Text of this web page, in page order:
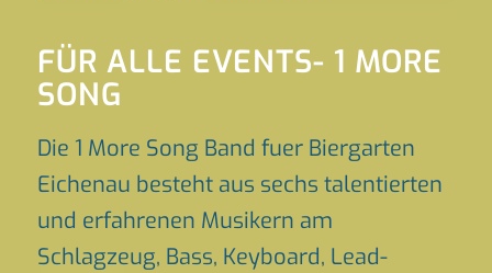
FÜR ALLE EVENTS- 1 MORE
SONG
Die 1 More Song Band fuer Biergarten
Eichenau besteht aus sechs talentierten
und erfahrenen Musikern am
Schlagzeug, Bass, Keyboard, Lead-